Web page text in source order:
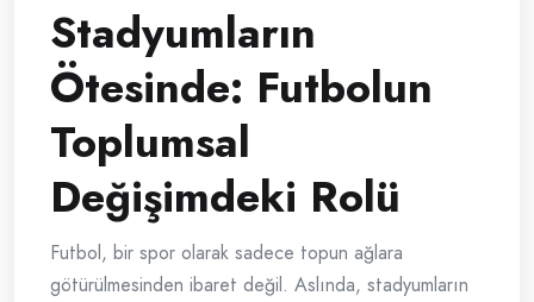
Stadyumların
Ötesinde: Futbolun
Toplumsal
Değişimdeki Rolü
Futbol, bir spor olarak sadece topun ağlara
götürülmesinden ibaret değil. Aslında, stadyumların